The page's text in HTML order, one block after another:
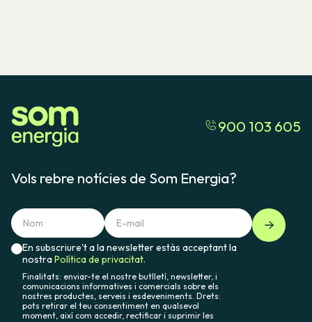
900 103 605
Vols rebre notícies de Som Energia?
En subscriure't a la newsletter estàs acceptant la
nostraPolítica de privacitat.
Finalitats: enviar-te el nostre butlletí, newsletter, i
comunicacions informatives i comercials sobre els
nostres productes, serveis i esdeveniments. Drets:
pots retirar el teu consentiment en qualsevol
moment, així com accedir, rectificar i suprimir les